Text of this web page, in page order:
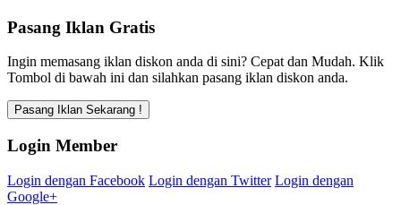
Pasang Iklan Gratis
Ingin memasang iklan diskon anda di sini? Cepat dan Mudah. Klik
Tombol di bawah ini dan silahkan pasang iklan diskon anda.
Login Member
Login dengan Facebook Login dengan Twitter Login dengan
Google+